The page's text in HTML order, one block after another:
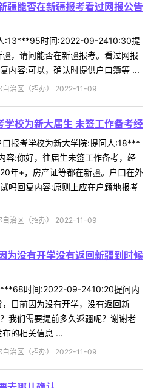
疆能否在新疆报考看过网报公告
:13***95时间:2022-09-2410:30提
，请问能否在新疆报考。看过网报
内容:可以，确认时提供户口簿等 ...
自治区（招办） 2022-11-09
学校为新大届生 未签工作备考经
报考学校为新大学院:提问人:18***
:你好，往届生未签工作备考，经
年+，房产证等都在新疆。户口在外
吗回复内容:原则上应在户籍地报考
自治区（招办） 2022-11-09
为没有开学没有返回新疆到时候
时间:2022-09-2410:20提问内
目前因为没有开学，没有返回新
我们需要提前多久返疆呢？谢谢老
的相关信息 ...
自治区（招办） 2022-11-09